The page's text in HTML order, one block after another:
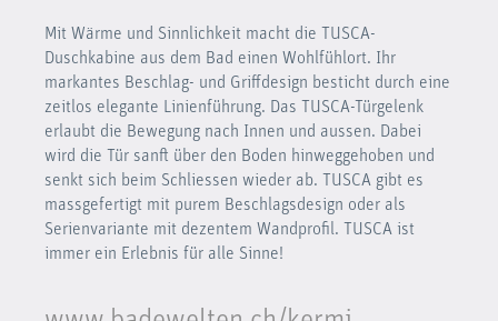
Mit Wärme und Sinnlichkeit macht die TUSCA-
Duschkabine aus dem Bad einen Wohlfühlort. Ihr
markantes Beschlag- und Griffdesign besticht durch eine
zeitlos elegante Linienführung. Das TUSCA-Türgelenk
erlaubt die Bewegung nach Innen und aussen. Dabei
wird die Tür sanft über den Boden hinweggehoben und
senkt sich beim Schliessen wieder ab. TUSCA gibt es
massgefertigt mit purem Beschlagsdesign oder als
Serienvariante mit dezentem Wandprofil. TUSCA ist
immer ein Erlebnis für alle Sinne!